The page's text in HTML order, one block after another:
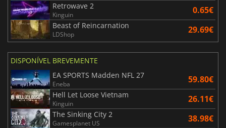
Retrowave 2
Kinguin 0.65€
Beast of Reincarnation
LDShop 29.69€
DISPONÍVEL BREVEMENTE
EA SPORTS Madden NFL 27
Eneba 59.80€
Hell Let Loose Vietnam
Kinguin 26.11€
The Sinking City 2
Gamesplanet US 38.98€